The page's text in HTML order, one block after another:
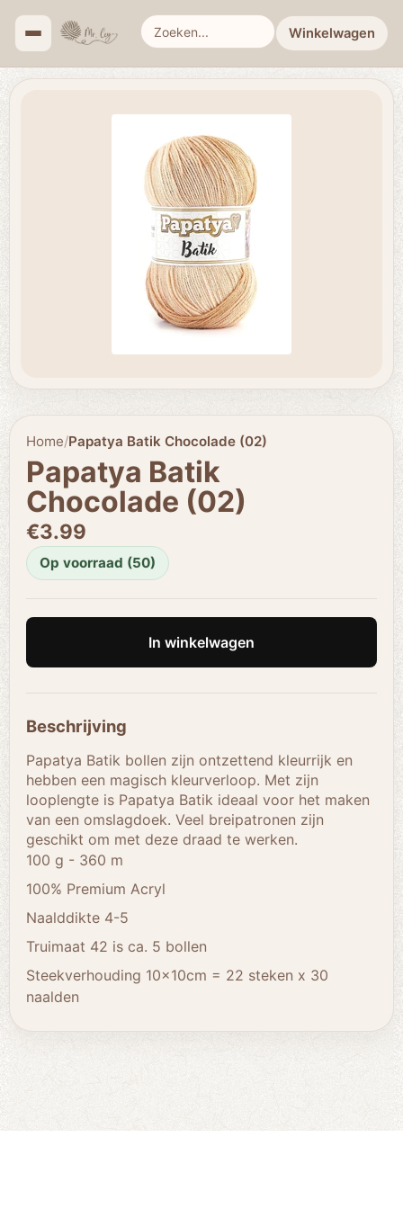
Winkelwagen
Home/Papatya Batik Chocolade (02)
Papatya Batik
Chocolade (02)
€3.99
Op voorraad (50)
In winkelwagen
Beschrijving
Papatya Batik bollen zijn ontzettend kleurrijk en
hebben een magisch kleurverloop. Met zijn
looplengte is Papatya Batik ideaal voor het maken
van een omslagdoek. Veel breipatronen zijn
geschikt om met deze draad te werken.
100 g - 360 m
100% Premium Acryl
Naalddikte 4-5
Truimaat 42 is ca. 5 bollen
Steekverhouding 10x10cm = 22 steken x 30
naalden